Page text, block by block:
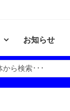
お知らせ